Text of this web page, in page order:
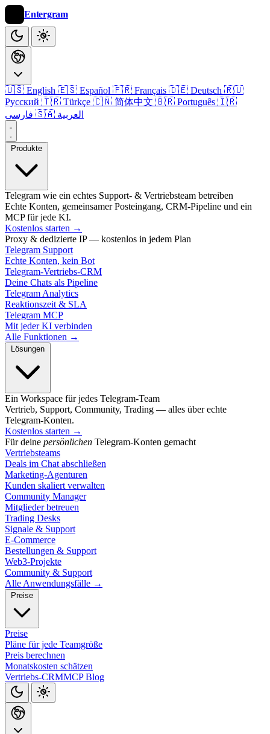
Entergram
🇺🇸 English 🇪🇸 Español 🇫🇷 Français 🇩🇪 Deutsch 🇷🇺
Русский 🇹🇷 Türkçe 🇨🇳 简体中文 🇧🇷 Português 🇮🇷
🇸🇦 العربية
Produkte
Telegram wie ein echtes Support- & Vertriebsteam betreiben
Echte Konten, gemeinsamer Posteingang, CRM-Pipeline und ein
MCP für jede KI.
Kostenlos starten →
Proxy & dedizierte IP — kostenlos in jedem Plan
Telegram Support
Echte Konten, kein Bot
Telegram-Vertriebs-CRM
Deine Chats als Pipeline
Telegram Analytics
Reaktionszeit & SLA
Telegram MCP
Mit jeder KI verbinden
Alle Funktionen →
Lösungen
Ein Workspace für jedes Telegram-Team
Vertrieb, Support, Community, Trading — alles über echte
Telegram-Konten.
Kostenlos starten →
Für deine persönlichen Telegram-Konten gemacht
Vertriebsteams
Deals im Chat abschließen
Marketing-Agenturen
Kunden skaliert verwalten
Community Manager
Mitglieder betreuen
Trading Desks
Signale & Support
E-Commerce
Bestellungen & Support
Web3-Projekte
Community & Support
Alle Anwendungsfälle →
Preise
Preise
Pläne für jede Teamgröße
Preis berechnen
Monatskosten schätzen
Vertriebs-CRMMCPBlog